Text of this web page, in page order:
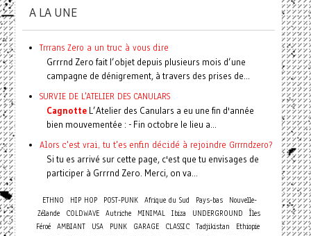
A LA UNE
Trrrans Zero a un truc à vous dire
Grrrnd Zero fait l’objet depuis plusieurs mois d’une
campagne de dénigrement, à travers des prises de...
SURVIE DE L'ATELIER DES CANULARS
CagnotteL’Atelier des Canulars a eu une fin d'année
bien mouvementée : - Fin octobre le lieu a...
Alors c'est vrai, tu t'es enfin décidé à rejoindre Grrrndzero?
Si tu es arrivé sur cette page, c'est que tu envisages de
participer à Grrrnd Zero. Merci, on va...
ETHNO HIP HOP POST-PUNK Afrique du Sud Pays-bas
Nouvelle-
Zélande
COLDWAVE Autriche MINIMAL Ibiza UNDERGROUND
Îles
Féroé AMBIANT USA PUNK GARAGE CLASSIC Tadjikistan
Ethiopie